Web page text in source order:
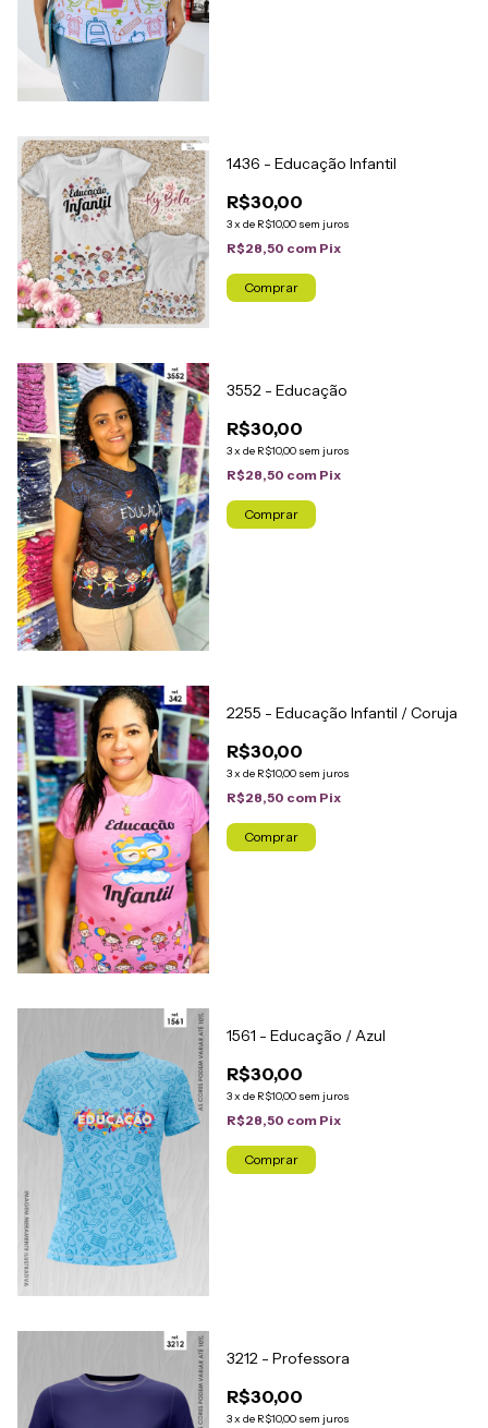
1436 - Educação Infantil
R$30,00
3x de R$10,00 sem juros
R$28,50 com Pix
Comprar
3552 - Educação
R$30,00
3x de R$10,00 sem juros
R$28,50 com Pix
Comprar
2255 - Educação Infantil / Coruja
R$30,00
3x de R$10,00 sem juros
R$28,50 com Pix
Comprar
1561 - Educação / Azul
R$30,00
3x de R$10,00 sem juros
R$28,50 com Pix
Comprar
3212 - Professora
R$30,00
3x de R$10,00 sem juros